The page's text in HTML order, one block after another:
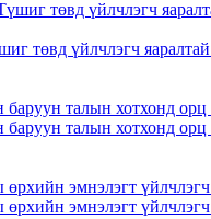
төвд үйлчлэгч
талын хотхонд орц
талын хотхонд орц
эмнэлэгт
эмнэлэгт